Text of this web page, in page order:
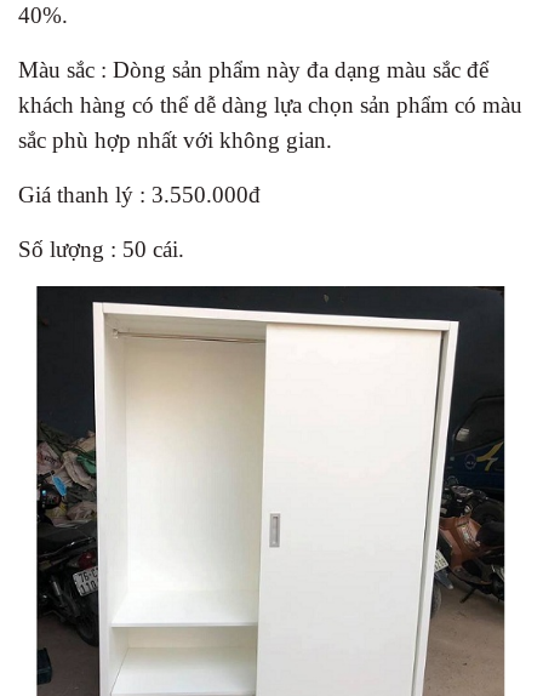
40%.
Màu sắc : Dòng sản phẩm này đa dạng màu sắc để
khách hàng có thể dễ dàng lựa chọn sản phẩm có màu
sắc phù hợp nhất với không gian.
Giá thanh lý : 3.550.000đ
Số lượng : 50 cái.